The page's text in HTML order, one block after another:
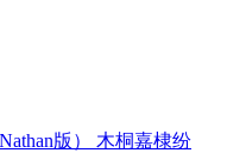
版）
木桐嘉棣纷